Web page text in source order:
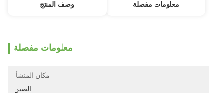
معلومات مفصلة وصف المنتج
معلومات مفصلة
مكان المنشأ:
الصين